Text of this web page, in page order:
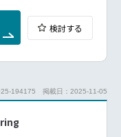
ションとプロジェク
を捉えるため、医療
ＯＴＣ）向けのマー
検討する
194175 掲載日：2025-11-05